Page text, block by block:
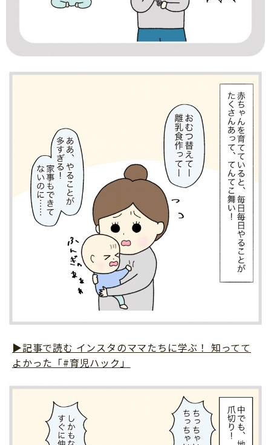
「こそだてまっぷ」とは
サイトのご利⽤にあたって
個⼈情報について
お問い合わせ
▶︎記事で読む インスタのママたちに学ぶ！ 知ってて
よかった「#育児ハック」